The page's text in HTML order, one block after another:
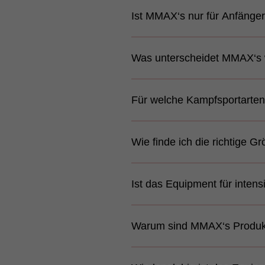
Ja. MMAX‘s Equipment
Ist MMAX‘s nur für
MMAX‘s richtet sich an
Was unterscheidet
Der Unterschied liegt im
Für welche
Das Equipment ist für
Wie finde ich die richtige
Jede Produktseite
Ist das Equipment für
Ja. MMAX‘s Produkte
Warum sind MMAX‘s